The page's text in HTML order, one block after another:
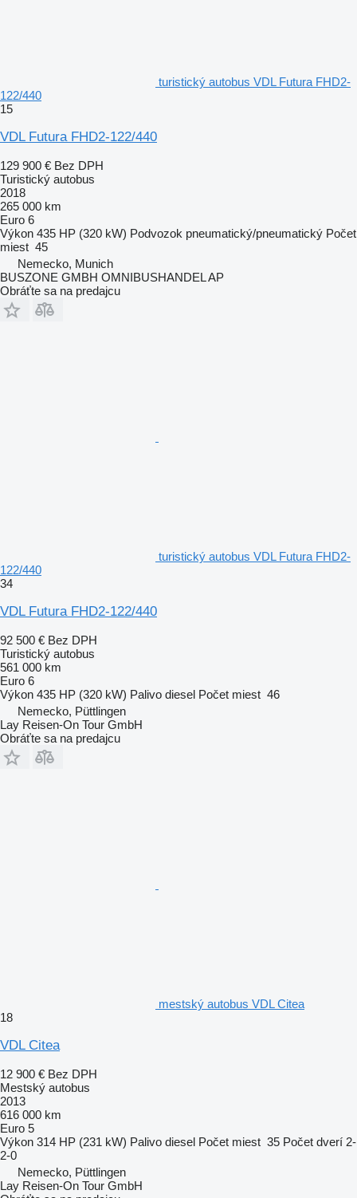
turistický autobus VDL Futura FHD2-
122/440
15
VDL Futura FHD2-122/440
129 900 € Bez DPH
Turistický autobus
2018
265 000 km
Euro 6
Výkon 435 HP (320 kW) Podvozok pneumatický/pneumatický Počet
miest 45
Nemecko, Munich
BUSZONE GMBH OMNIBUSHANDEL AP
Obráťte sa na predajcu
turistický autobus VDL Futura FHD2-
122/440
34
VDL Futura FHD2-122/440
92 500 € Bez DPH
Turistický autobus
561 000 km
Euro 6
Výkon 435 HP (320 kW) Palivo diesel Počet miest 46
Nemecko, Püttlingen
Lay Reisen-On Tour GmbH
Obráťte sa na predajcu
mestský autobus VDL Citea
18
VDL Citea
12 900 € Bez DPH
Mestský autobus
2013
616 000 km
Euro 5
Výkon 314 HP (231 kW) Palivo diesel Počet miest 35 Počet dverí 2-
2-0
Nemecko, Püttlingen
Lay Reisen-On Tour GmbH